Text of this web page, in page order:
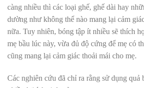
càng nhiều thì các loại ghế, ghế dài hay
dường như không thể nào mang lại cảm
nữa. Tuy nhiên, bóng tập ít nhiều sẽ thích
mẹ bầu lúc này, vừa đủ độ cứng để mẹ có
cũng mang lại cảm giác thoải mái cho mẹ.
Các nghiên cứu đã chỉ ra rằng sử dụng quả